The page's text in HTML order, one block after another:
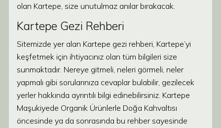
olan Kartepe, size unutulmaz anılar bırakacak.
Kartepe Gezi Rehberi
Sitemizde yer alan Kartepe gezi rehberi, Kartepe’yi
keşfetmek için ihtiyacınız olan tüm bilgileri size
sunmaktadır. Nereye gitmeli, neleri görmeli, neler
yapmalı gibi sorularınıza cevaplar bulabilir, gezilecek
yerler hakkında ayrıntılı bilgi edinebilirsiniz. Kartepe
Maşukiyede Organik Ürünlerle Doğa Kahvaltısı
öncesinde ya da sonrasında bu rehber sayesinde